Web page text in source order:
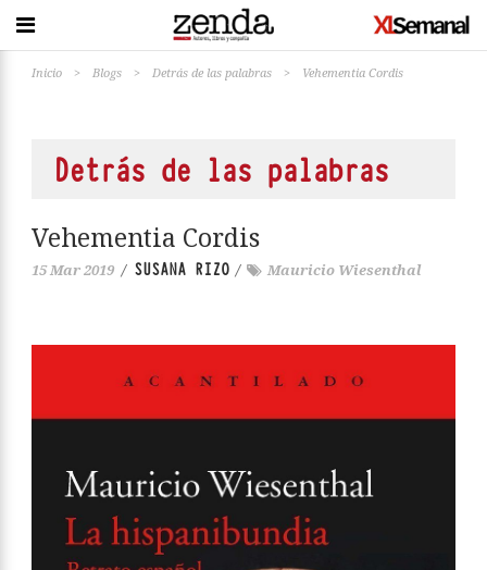
Inicio > Blogs > Detrás de las palabras > Vehementia Cordis
Detrás de las palabras
Vehementia Cordis
15 Mar 2019 / SUSANA RIZO / Mauricio Wiesenthal